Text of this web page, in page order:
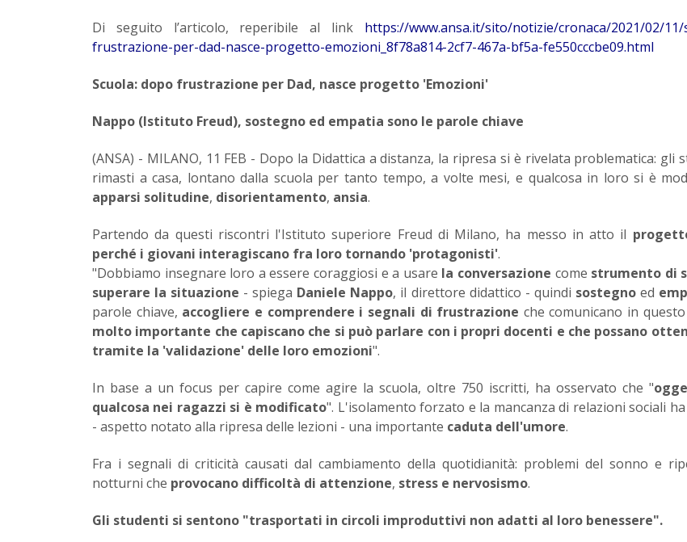
Di seguito l’articolo, reperibile al link https://www.ansa.it/sito/notizie/cronaca/2021/02/
frustrazione-per-dad-nasce-progetto-emozioni_8f78a814-2cf7-467a-bf5a-fe550cccbe09.html
Scuola: dopo frustrazione per Dad, nasce progetto 'Emozioni'
Nappo (Istituto Freud), sostegno ed empatia sono le parole chiave
(ANSA) - MILANO, 11 FEB - Dopo la Didattica a distanza, la ripresa si è rivelata problematica: gli
rimasti a casa, lontano dalla scuola per tanto tempo, a volte mesi, e qualcosa in loro si è
apparsi solitudine, disorientamento, ansia.
Partendo da questi riscontri l'Istituto superiore Freud di Milano, ha messo in atto il
perché i giovani interagiscano fra loro tornando 'protagonisti'.
"Dobbiamo insegnare loro a essere coraggiosi e a usare la conversazione come strumento di
superare la situazione - spiega Daniele Nappo, il direttore didattico - quindi sostegnoed
parole chiave, accogliere e comprendere i segnali di frustrazione che comunicano in
molto importante che capiscano che si può parlare con i propri docenti e che possano
tramite la 'validazione' delle loro emozioni".
In base a un focus per capire come agire la scuola, oltre 750 iscritti, ha osservato che "
qualcosa nei ragazzi si è modificato". L'isolamento forzato e la mancanza di relazioni sociali
- aspetto notato alla ripresa delle lezioni - una importante caduta dell'umore.
Fra i segnali di criticità causati dal cambiamento della quotidianità: problemi del sonno e
notturni che provocano difficoltà di attenzione, stress e nervosismo.
Gli studenti si sentono "trasportati in circoli improduttivi non adatti al loro benessere".